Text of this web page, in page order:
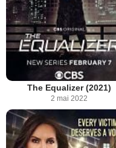
The Equalizer (2021)
2 mai 2022